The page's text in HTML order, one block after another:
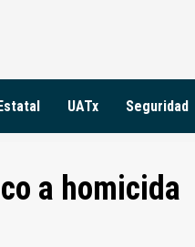
UATx Seguridad
a homicida